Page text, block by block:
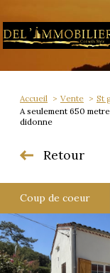
Accueil
Accueil Vente St
A seulement 650
didonne
Retour
Coup de coeur